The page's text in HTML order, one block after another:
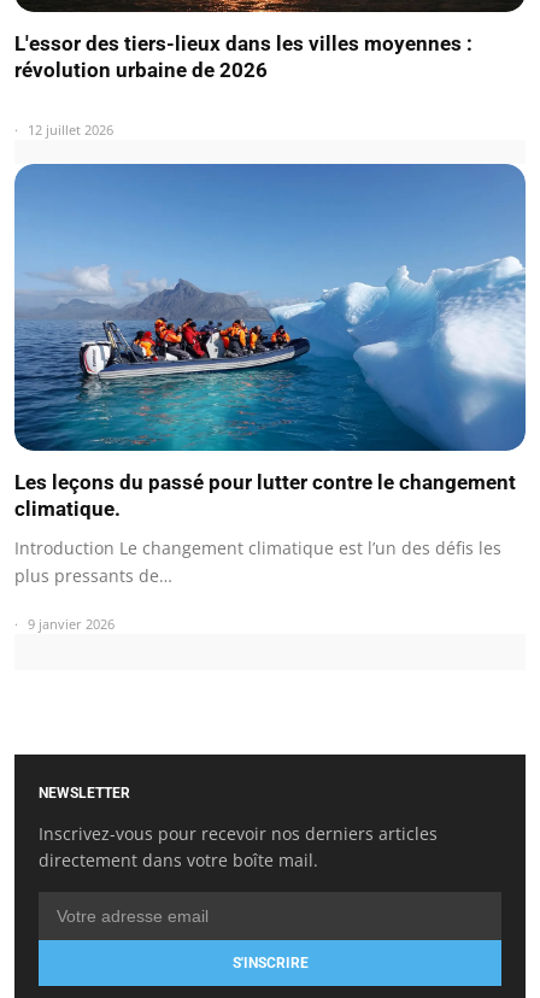
L'essor des tiers-lieux dans les villes moyennes :
révolution urbaine de 2026
12 juillet 2026
Les leçons du passé pour lutter contre le changement
climatique.
Introduction Le changement climatique est l’un des défis les
plus pressants de…
9 janvier 2026
NEWSLETTER
Inscrivez-vous pour recevoir nos derniers articles
directement dans votre boîte mail.
S'INSCRIRE